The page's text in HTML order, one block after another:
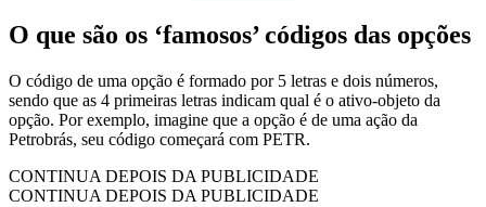
O que são os ‘famosos’ códigos das opções
O código de uma opção é formado por 5 letras e dois números,
sendo que as 4 primeiras letras indicam qual é o ativo-objeto da
opção. Por exemplo, imagine que a opção é de uma ação da
Petrobrás, seu código começará com PETR.
CONTINUA DEPOIS DA PUBLICIDADE
CONTINUA DEPOIS DA PUBLICIDADE